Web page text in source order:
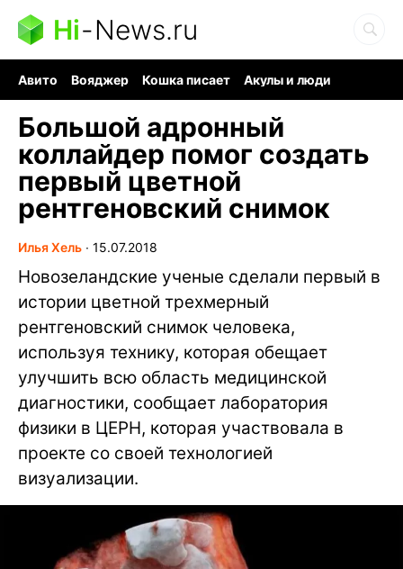
Hi-News.ru
Авито Вояджер Кошка писает
Акулы и люди
Большой адронный
коллайдер помог создать
первый цветной
рентгеновский снимок
Илья Хель ∙ 15.07.2018
Новозеландские ученые сделали первый в
истории цветной трехмерный
рентгеновский снимок человека,
используя технику, которая обещает
улучшить всю область медицинской
диагностики, сообщает лаборатория
физики в ЦЕРН, которая участвовала в
проекте со своей технологией
визуализации.